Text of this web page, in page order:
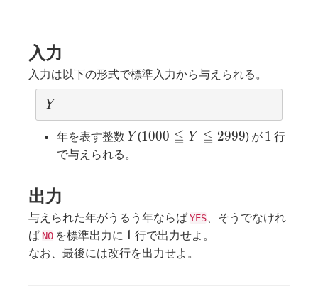
入力
入力は以下の形式で標準入力から与えられる。
Y
Y
年を表す整数 Y
Y (1000
1000 ≦ Y ≦ 2999) が 1
1 行
で与えられる。
出力
与えられた年がうるう年ならばYES 、そうでなけれ
ば NO を標準出力に 1
1 行で出力せよ。
なお、最後には改行を出力せよ。